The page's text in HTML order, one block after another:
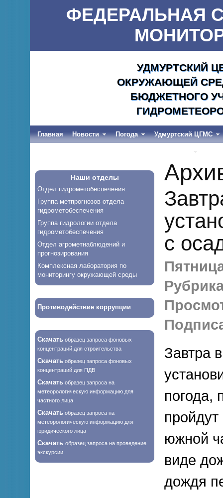
ФЕДЕРАЛЬНАЯ
УДМУРТСКИЙ
ОКРУЖАЮЩЕЙ
БЮДЖЕТНОГО
Главная Новости Погода Удмуртский ЦГМС
Наши отделы
Отдел гидрометобеспечения
Группа метпрогнозов отдела
гидрометобеспечения
Группа гидрологии отдела
гидрометобеспечения
Отдел агрометнаблюдений и
прогнозирования
Комплексная лаборатория по
мониторингу окружающей среды
Противодействие коррупции
Скачать образец запроса фоновых
концентраций для строительства
Скачать образец запроса фоновых
концентраций для ПДВ
Скачать образец запроса на
метеорологическую информацию для
частного лица
Скачать образец запроса на
метеорологическую информацию для
юридического лица
Скачать образец запроса на проведение
экскурсии
с
Завтра
погода,
южной
виде
дождя